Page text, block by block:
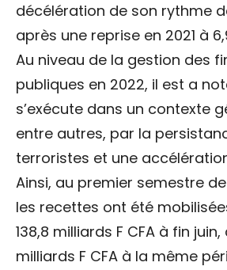
décélération de son rythme
après une reprise en 2021 à
Au niveau de la gestion des
publiques en 2022, il est a
s’exécute dans un contexte
entre autres, par la
terroristes et une
Ainsi, au premier semestre de
les recettes ont été
138,8 milliards F CFA à fin juin,
milliards F CFA à la même